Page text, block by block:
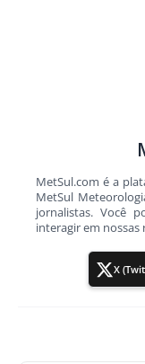
MetSul.com é a
MetSul
jornalistas. Você
interagir em nossas
X